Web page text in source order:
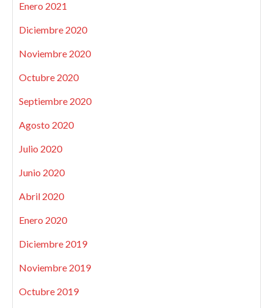
Enero 2021
Diciembre 2020
Noviembre 2020
Octubre 2020
Septiembre 2020
Agosto 2020
Julio 2020
Junio 2020
Abril 2020
Enero 2020
Diciembre 2019
Noviembre 2019
Octubre 2019